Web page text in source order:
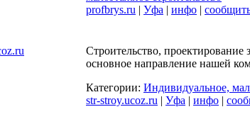
profbrys.ru | Уфа | инфо |
Строительство, проектирование
основное направление нашей
Категории: Индивидуальное,
str-stroy.ucoz.ru | Уфа | инфо |